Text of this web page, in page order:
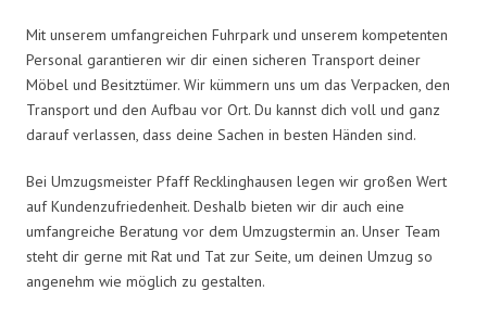
Mit unserem umfangreichen Fuhrpark und unserem kompetenten
Personal garantieren wir dir einen sicheren Transport deiner
Möbel und Besitztümer. Wir kümmern uns um das Verpacken, den
Transport und den Aufbau vor Ort. Du kannst dich voll und ganz
darauf verlassen, dass deine Sachen in besten Händen sind.
Bei Umzugsmeister Pfaff Recklinghausen legen wir großen Wert
auf Kundenzufriedenheit. Deshalb bieten wir dir auch eine
umfangreiche Beratung vor dem Umzugstermin an. Unser Team
steht dir gerne mit Rat und Tat zur Seite, um deinen Umzug so
angenehm wie möglich zu gestalten.